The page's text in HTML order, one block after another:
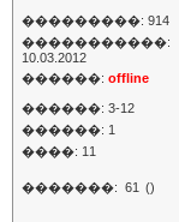
���������: 914
�����������:
10.03.2012
������: offline
������: 3-12
������: 1
����: 11
�������: 61 ()